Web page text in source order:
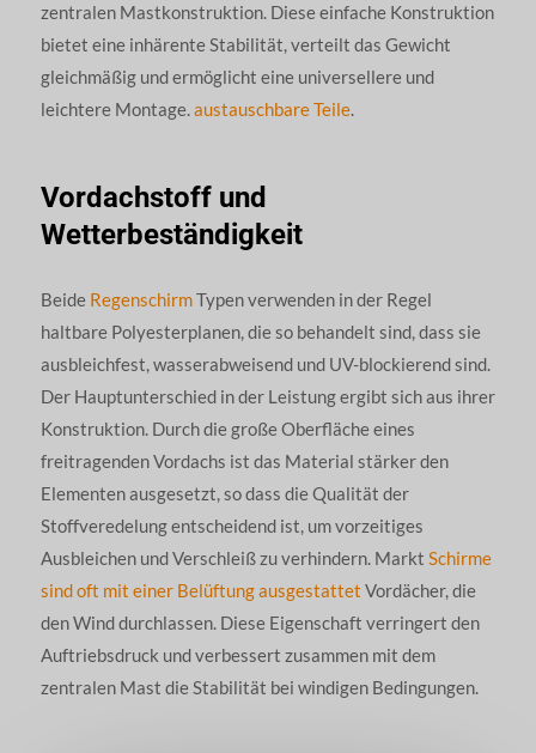
zentralen Mastkonstruktion. Diese einfache Konstruktion
bietet eine inhärente Stabilität, verteilt das Gewicht
gleichmäßig und ermöglicht eine universellere und
leichtere Montage.austauschbare Teile.
Vordachstoff und
Wetterbeständigkeit
Beide RegenschirmTypen verwenden in der Regel
haltbare Polyesterplanen, die so behandelt sind, dass sie
ausbleichfest, wasserabweisend und UV-blockierend sind.
Der Hauptunterschied in der Leistung ergibt sich aus ihrer
Konstruktion. Durch die große Oberfläche eines
freitragenden Vordachs ist das Material stärker den
Elementen ausgesetzt, so dass die Qualität der
Stoffveredelung entscheidend ist, um vorzeitiges
Ausbleichen und Verschleiß zu verhindern. Markt Schirme
sind oft mit einer Belüftung ausgestattet Vordächer, die
den Wind durchlassen. Diese Eigenschaft verringert den
Auftriebsdruck und verbessert zusammen mit dem
zentralen Mast die Stabilität bei windigen Bedingungen.